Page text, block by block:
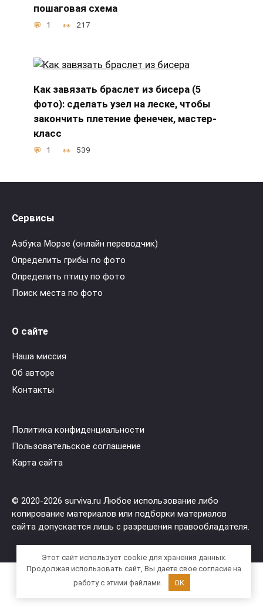
пошаговая схема
1 217
Как завязать браслет из бисера (5
фото): сделать узел на леске, чтобы
закончить плетение фенечек, мастер-
класс
1 539
Сервисы
Азбука Морзе (онлайн переводчик)
Определить грибы по фото
Определить птицу по фото
Поиск места по фото
О сайте
Наша миссия
Об авторе
Контакты
Политика конфиденциальности
Пользовательское соглашение
Карта сайта
© 2020-2026 surviva.ru Любое использование либо
копирование материалов или подборки материалов
сайта допускается лишь с разрешения правообладателя.
Этот сайт использует cookie для хранения данных.
Продолжая использовать сайт, Вы даете свое согласие на
работу с этими файлами.
OK